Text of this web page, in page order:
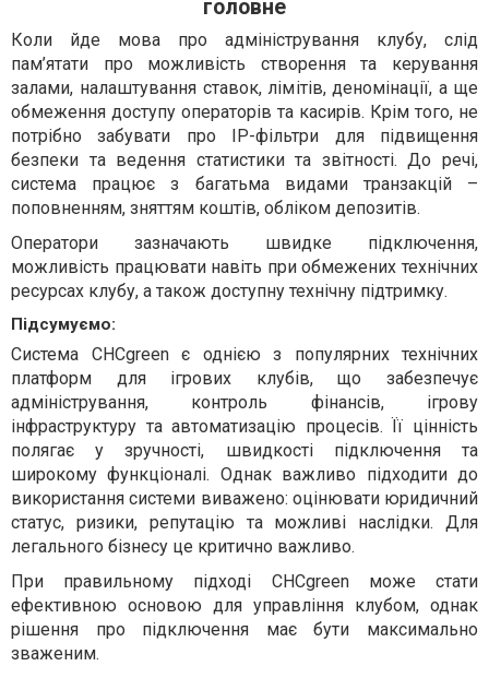
головне
Коли йде мова про адміністрування клубу, слід
пам’ятати про можливість створення та керування
залами, налаштування ставок, лімітів, деномінації, а ще
обмеження доступу операторів та касирів. Крім того, не
потрібно забувати про IP-фільтри для підвищення
безпеки та ведення статистики та звітності. До речі,
система працює з багатьма видами транзакцій –
поповненням, зняттям коштів, обліком депозитів.
Оператори зазначають швидке підключення,
можливість працювати навіть при обмежених технічних
ресурсах клубу, а також доступну технічну підтримку.
Підсумуємо:
Система CHCgreen є однією з популярних технічних
платформ для ігрових клубів, що забезпечує
адміністрування, контроль фінансів, ігрову
інфраструктуру та автоматизацію процесів. Її цінність
полягає у зручності, швидкості підключення та
широкому функціоналі. Однак важливо підходити до
використання системи виважено: оцінювати юридичний
статус, ризики, репутацію та можливі наслідки. Для
легального бізнесу це критично важливо.
При правильному підході CHCgreen може стати
ефективною основою для управління клубом, однак
рішення про підключення має бути максимально
зваженим.